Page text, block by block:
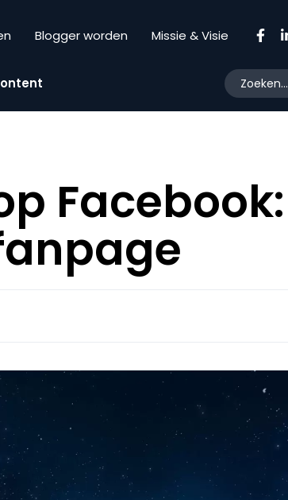
Blogger worden Missie & Visie
Facebook: